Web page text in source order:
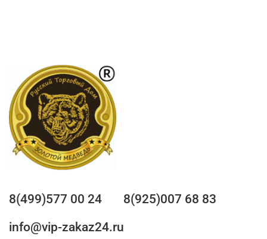
8(499)577 00 24
8(925)007 68 83
info@vip-zakaz24.ru